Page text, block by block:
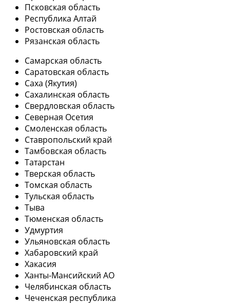
Псковская область
Республика Алтай
Ростовская область
Рязанская область
Самарская область
Саратовская область
Саха (Якутия)
Сахалинская область
Свердловская область
Северная Осетия
Смоленская область
Ставропольский край
Тамбовская область
Татарстан
Тверская область
Томская область
Тульская область
Тыва
Тюменская область
Удмуртия
Ульяновская область
Хабаровский край
Хакасия
Ханты-Мансийский АО
Челябинская область
Чеченская республика